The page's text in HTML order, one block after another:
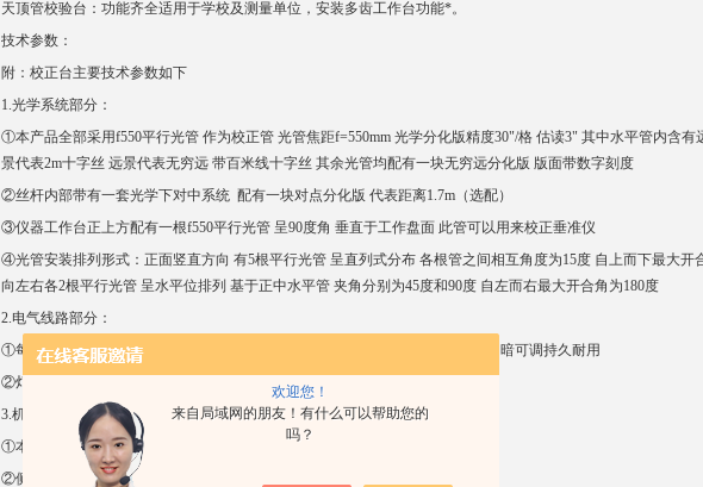
欢迎您！
来自局域网的朋友！有什么可以帮助您的
吗？
天顶管校验台：功能齐全适用于学校及测量单位，安装多齿工作台功能*。
技术参数：
附：校正台主要技术参数如下
1.光学系统部分：
①本产品全部采用f550平行光管 作为校正管 光管焦距f=550mm 光学分化版精度30"/格 估读3" 其中水平管内含有
景代表2m十字丝 远景代表无穷远 带百米线十字丝 其余光管均配有一块无穷远分化版 版面带数字刻度
②丝杆内部带有一套光学下对中系统 配有一块对点分化版 代表距离1.7m（选配）
③仪器工作台正上方配有一根f550平行光管 呈90度角 垂直于工作盘面 此管可以用来校正垂准仪
④光管安装排列形式：正面竖直方向 有5根平行光管 呈直列式分布 各根管之间相互角度为15度 自上而下最大开
向左右各2根平行光管 呈水平位排列 基于正中水平管 夹角分别为45度和90度 自左而右最大开合角为180度
2.电气线路部分：
①每根平行光管均带有滤光照明系统 集成电路统一供电 灯泡为led二级发光管 明暗可调持久耐用
②灯光过滤系统为光学毛玻璃+绿色滤纸组合而成
3.机械部分：
①本产品主机部分采用上下拼合形式连接 分机身和底座两部分
②侧面左右方向各一块稳固版 用以固定水平位方向的4根平行光管 高低可调